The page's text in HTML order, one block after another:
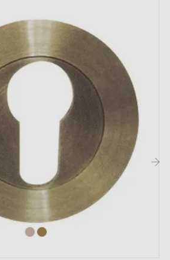
sur une plaque (carrée, ronde,
cachée) est une solution
Pour cette poignée, les
sont à clé I, clé L ou
évoquons les différents types de
article.
de porte et la
la clé "i", clé "L" et
de son propre
de bien vérifier la serrure